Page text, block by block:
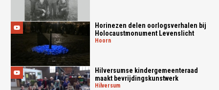
Horinezen delen oorlogsverhalen bij
Holocaustmonument Levenslicht
hoorn
Hilversumse kindergemeenteraad
maakt bevrijdingskunstwerk
hilversum